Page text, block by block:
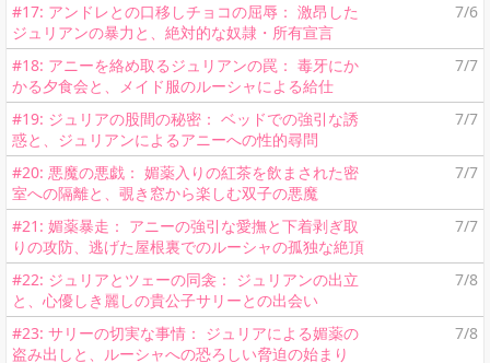
#17: アンドレとの口移しチョコの屈辱： 激昂した
ジュリアンの暴力と、絶対的な奴隷・所有宣言
7/6
#18: アニーを絡め取るジュリアンの罠： 毒牙にか
かる夕食会と、メイド服のルーシャによる給仕
7/7
#19: ジュリアの股間の秘密： ベッドでの強引な誘
惑と、ジュリアンによるアニーへの性的尋問
7/7
#20: 悪魔の悪戯： 媚薬入りの紅茶を飲まされた密
室への隔離と、覗き窓から楽しむ双子の悪魔
7/7
#21: 媚薬暴走： アニーの強引な愛撫と下着剥ぎ取
りの攻防、逃げた屋根裏でのルーシャの孤独な絶頂
7/7
#22: ジュリアとツェーの同衾： ジュリアンの出立
と、心優しき麗しの貴公子サリーとの出会い
7/8
#23: サリーの切実な事情： ジュリアによる媚薬の
盗み出しと、ルーシャへの恐ろしい脅迫の始まり
7/8